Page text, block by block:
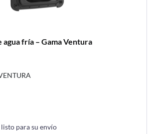
agua fría – Gama Ventura
para su envío